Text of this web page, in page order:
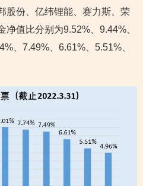
股份、亿纬锂能、赛力斯、荣
值比分别为9.52%、9.44%、
、7.49%、6.61%、5.51%、